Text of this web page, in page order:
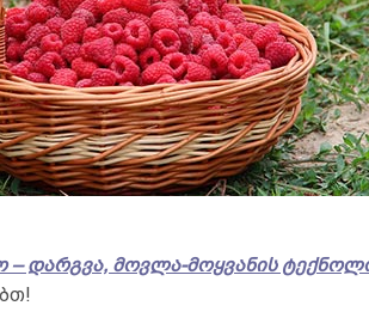
დარგვა, მოვლა-მოყვანის